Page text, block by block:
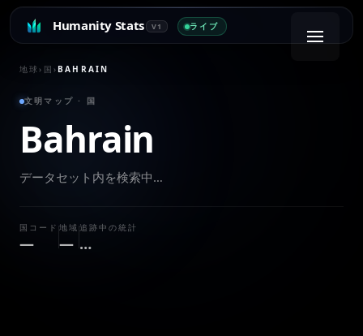
Humanity Stats V1 ライブ
地球› 国 ›BAHRAIN
文明マップ · 国
Bahrain
データセット内を検索中…
国コード
—
地域
—
追跡中の統計
…